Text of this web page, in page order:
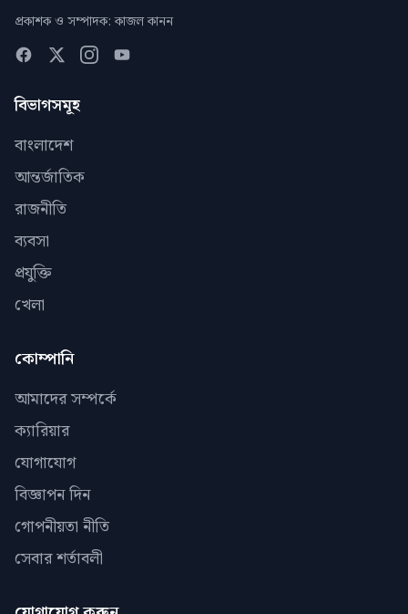
প্রকাশক ও সম্পাদক: কাজল কানন
বিভাগসমূহ
বাংলাদেশ
আন্তর্জাতিক
রাজনীতি
ব্যবসা
প্রযুক্তি
খেলা
কোম্পানি
আমাদের সম্পর্কে
ক্যারিয়ার
যোগাযোগ
বিজ্ঞাপন দিন
গোপনীয়তা নীতি
সেবার শর্তাবলী